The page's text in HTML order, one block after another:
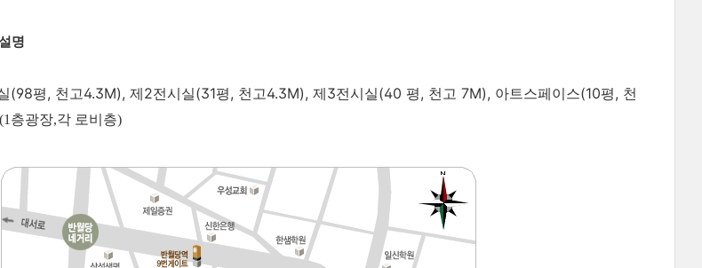
명
(98평, 천고4.3M), 제2전시실(31평, 천고4.3M), 제3전시실(40 평, 천고 7M), 아트스페이스(10평, 천
층광장,각 로비층)